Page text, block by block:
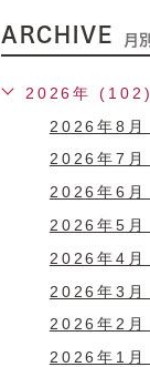
ARCHIVE 月
2026年 (102)
2026年8
2026年7
2026年6
2026年5
2026年4
2026年3
2026年2
2026年1